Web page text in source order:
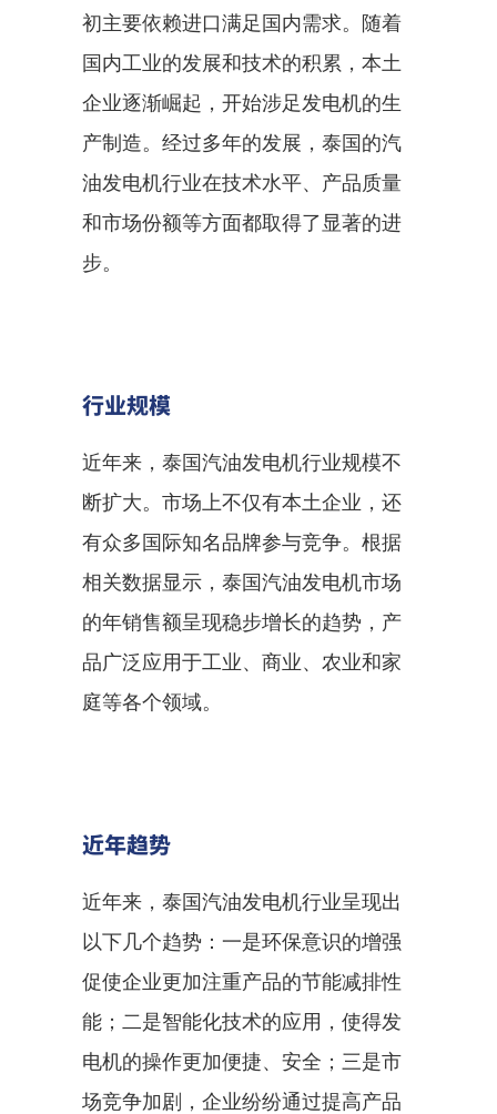
初主要依赖进口满足国内需求。随着
国内工业的发展和技术的积累，本土
企业逐渐崛起，开始涉足发电机的生
产制造。经过多年的发展，泰国的汽
油发电机行业在技术水平、产品质量
和市场份额等方面都取得了显著的进
步。
行业规模
近年来，泰国汽油发电机行业规模不
断扩大。市场上不仅有本土企业，还
有众多国际知名品牌参与竞争。根据
相关数据显示，泰国汽油发电机市场
的年销售额呈现稳步增长的趋势，产
品广泛应用于工业、商业、农业和家
庭等各个领域。
近年趋势
近年来，泰国汽油发电机行业呈现出
以下几个趋势：一是环保意识的增强
促使企业更加注重产品的节能减排性
能；二是智能化技术的应用，使得发
电机的操作更加便捷、安全；三是市
场竞争加剧，企业纷纷通过提高产品